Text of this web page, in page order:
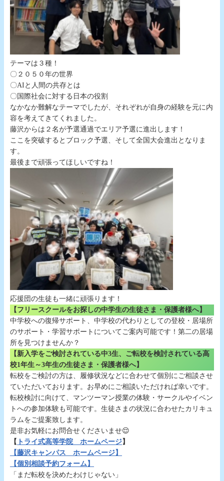
テーマは３種！
〇２０５０年の世界
〇AIと人間の共存とは
〇国際社会に対する日本の役割
なかなか難解なテーマでしたが、それぞれが自身の経験を元に内
容を考えてきてくれました。
藤沢からは２名が予選通過でエリア予選に進出します！
ここを突破するとブロック予選、そして全国大会進出となりま
す。
最後まで頑張ってほしいですね！
応援団の生徒も一緒に頑張ります！
【フリースクールをお探しの中学生の生徒さま・保護者様へ】
中学校への復帰サポート、中学校の代わりとしての登校・居場所
のサポート・学習サポートについてご案内可能です！第二の居場
所を見つけませんか？
【新入学をご検討されている中3生、ご転校を検討されている高
校1年生～3年生の生徒さま・保護者様へ】
転校をご検討の方は、履修状況などに合わせて個別にご相談させ
ていただいております。お早めにご相談いただければ幸いです。
転校検討に向けて、マンツーマン授業の体験・サークルやイベン
トへの参加体験も可能です。生徒さまの状況に合わせたカリキュ
ラムをご提案致します。
是非お気軽にお問合せくださいませ😌
【 トライ式高等学院 ホームページ】
【藤沢キャンパス ホームページ】
【個別相談予約フォーム】
「まだ転校を決めたわけじゃない」